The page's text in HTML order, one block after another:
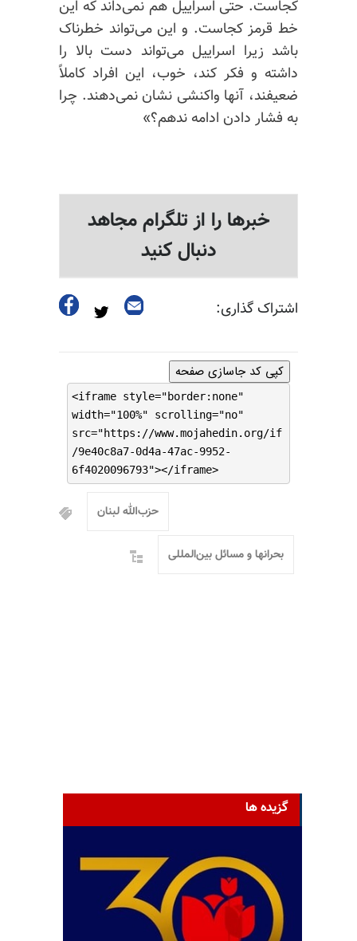
کجاست. حتی اسراییل هم نمی‌داند که این
خط قرمز کجاست. و این می‌تواند خطرناک
باشد زیرا اسراییل می‌تواند دست بالا را
داشته و فکر کند، خوب، این افراد کاملاً
ضعیفند، آنها واکنشی نشان نمی‌دهند. چرا
به فشار دادن ادامه ندهم؟»
خبرها را از تلگرام مجاهد
دنبال کنید
اشتراک گذاری:
کپی کد جاسازی صفحه
<iframe style="border:none"
width="100%" scrolling="no"
src="https://www.mojahedin.org/if
/9e40c8a7-0d4a-47ac-9952-
6f4020096793"></iframe>
حزب‌الله لبنان
بحرانها و مسائل بین‌المللی
گزیده ها